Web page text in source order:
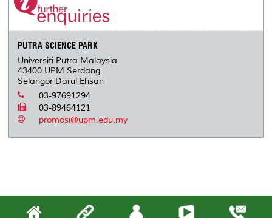
PUTRA SCIENCE PARK
Universiti Putra Malaysia
43400 UPM Serdang
Selangor Darul Ehsan
03-97691294
03-89464121
promosi@upm.edu.my